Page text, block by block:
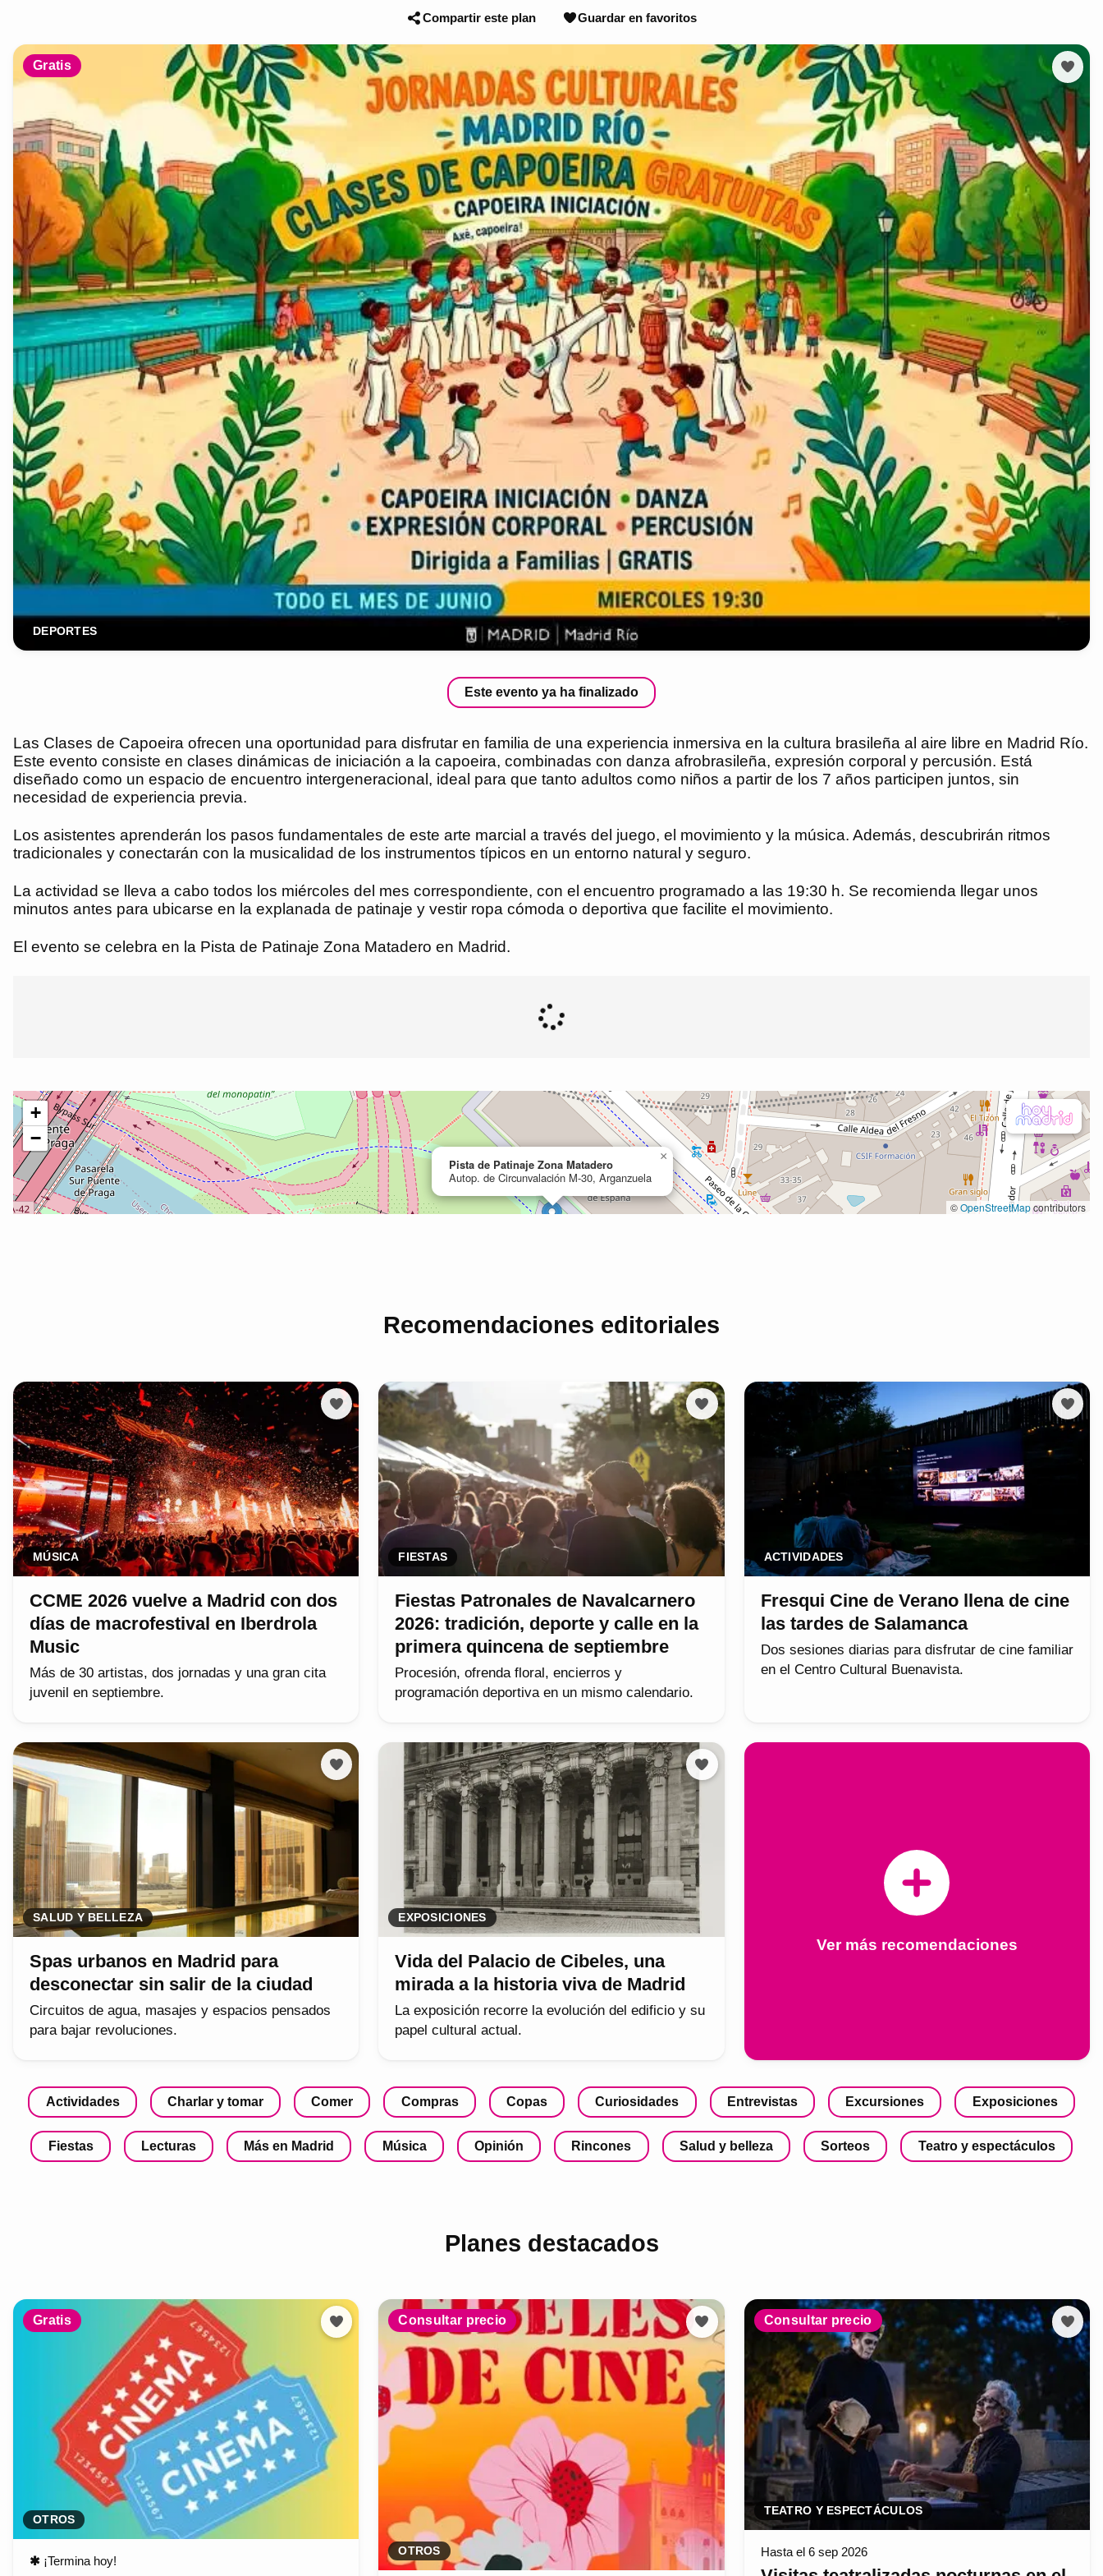
Compartir este plan Guardar en favoritos
Gratis
DEPORTES
Este evento ya ha finalizado
Las Clases de Capoeira ofrecen una oportunidad para disfrutar en familia de una experiencia inmersiva en la cultura brasileña al aire libre en Madrid Río.
Este evento consiste en clases dinámicas de iniciación a la capoeira, combinadas con danza afrobrasileña, expresión corporal y percusión. Está
diseñado como un espacio de encuentro intergeneracional, ideal para que tanto adultos como niños a partir de los 7 años participen juntos, sin
necesidad de experiencia previa.
Los asistentes aprenderán los pasos fundamentales de este arte marcial a través del juego, el movimiento y la música. Además, descubrirán ritmos
tradicionales y conectarán con la musicalidad de los instrumentos típicos en un entorno natural y seguro.
La actividad se lleva a cabo todos los miércoles del mes correspondiente, con el encuentro programado a las 19:30 h. Se recomienda llegar unos
minutos antes para ubicarse en la explanada de patinaje y vestir ropa cómoda o deportiva que facilite el movimiento.
El evento se celebra en la Pista de Patinaje Zona Matadero en Madrid.
Recomendaciones editoriales
MÚSICA
CCME 2026 vuelve a Madrid con dos
días de macrofestival en Iberdrola
Music
Más de 30 artistas, dos jornadas y una gran cita
juvenil en septiembre.
FIESTAS
Fiestas Patronales de Navalcarnero
2026: tradición, deporte y calle en la
primera quincena de septiembre
Procesión, ofrenda floral, encierros y
programación deportiva en un mismo calendario.
ACTIVIDADES
Fresqui Cine de Verano llena de cine
las tardes de Salamanca
Dos sesiones diarias para disfrutar de cine familiar
en el Centro Cultural Buenavista.
SALUD Y BELLEZA
Spas urbanos en Madrid para
desconectar sin salir de la ciudad
Circuitos de agua, masajes y espacios pensados
para bajar revoluciones.
EXPOSICIONES
Vida del Palacio de Cibeles, una
mirada a la historia viva de Madrid
La exposición recorre la evolución del edificio y su
papel cultural actual.
Ver más recomendaciones
Actividades Charlar y tomar Comer Compras Copas Curiosidades Entrevistas Excursiones Exposiciones
Fiestas Lecturas Más en Madrid Música Opinión Rincones Salud y belleza Sorteos Teatro y espectáculos
Planes destacados
Gratis
OTROS
✱ ¡Termina hoy!
Consultar precio
OTROS
Consultar precio
TEATRO Y ESPECTÁCULOS
Hasta el 6 sep 2026